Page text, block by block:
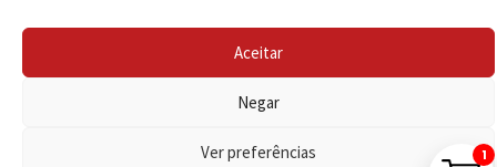
Aceitar
Negar
Ver preferências 1